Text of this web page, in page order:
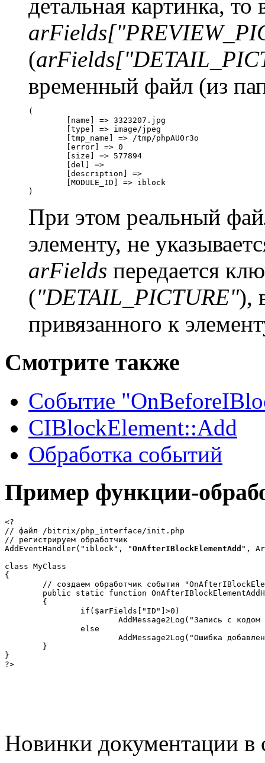
детальная картинка, то
(
временный файл (из
(
)
При этом реальный
элементу, не
arFields передается
("DETAIL_PICTURE"),
привязанного к
Смотрите также
Событие
CIBlockElement::Add
Обработка событий
Пример функции-
<?
// файл /bitrix/php_interface/init.php
// регистрируем обработчик
AddEventHandler("iblock", "OnAfterIBlockElementAdd ",
class MyClass
{
}
?>
Новинки документации в